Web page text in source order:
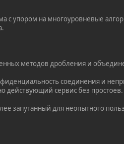
с упором на многоуровневые
методов дробления и
соединения и
действующий сервис без простоев.
запутанный для неопытного